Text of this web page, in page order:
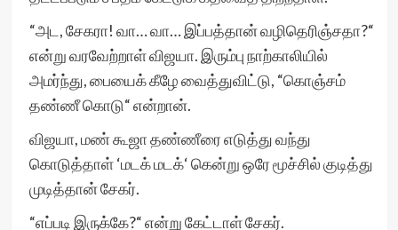
“அட, சேகரா! வா… வா… இப்பத்தான் வழிதெரிஞ்சதா?“
என்று வரவேற்றாள் விஜயா. இரும்பு நாற்காலியில்
அமர்ந்து, பையைக் கீழே வைத்துவிட்டு, “கொஞ்சம்
தண்ணீ கொடு“ என்றான்.
விஜயா, மண் கூஜா தண்ணீரை எடுத்து வந்து
கொடுத்தாள் ‘மடக் மடக்‘ கென்று ஒரே மூச்சில் குடித்து
முடித்தான் சேகர்.
“எப்படி இருக்கே?“ என்று கேட்டாள் சேகர்.